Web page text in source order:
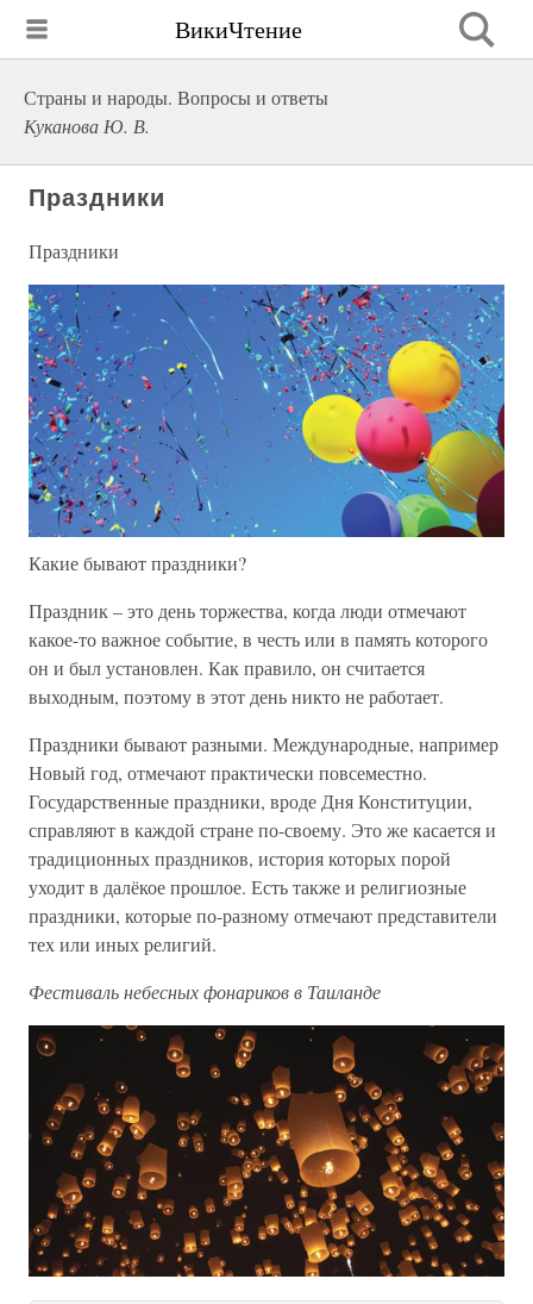
ВикиЧтение
Страны и народы. Вопросы и ответы
Куканова Ю. В.
Праздники
Праздники
Какие бывают праздники?
Праздник – это день торжества, когда люди отмечают
какое-то важное событие, в честь или в память которого
он и был установлен. Как правило, он считается
выходным, поэтому в этот день никто не работает.
Праздники бывают разными. Международные, например
Новый год, отмечают практически повсеместно.
Государственные праздники, вроде Дня Конституции,
справляют в каждой стране по-своему. Это же касается и
традиционных праздников, история которых порой
уходит в далёкое прошлое. Есть также и религиозные
праздники, которые по-разному отмечают представители
тех или иных религий.
Фестиваль небесных фонариков в Таиланде